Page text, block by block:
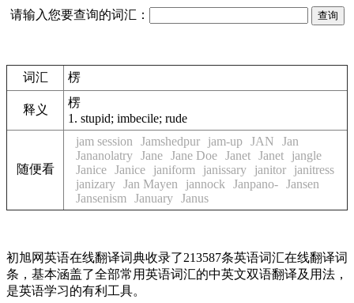
请输入您要查询的词汇：
词汇 楞
释义
楞
1. stupid; imbecile; rude
随便看
jam session Jamshedpur jam-up JAN
Jan
Jananolatry Jane Jane Doe Janet Janet
jangle
Janice Janice janiform janissary janitor
janitress
janizary Jan Mayen jannock Janpano- Jansen
Jansenism
January Janus
初旭网英语在线翻译词典收录了213587条英语词汇在线翻译词
条，基本涵盖了全部常用英语词汇的中英文双语翻译及用法，
是英语学习的有利工具。